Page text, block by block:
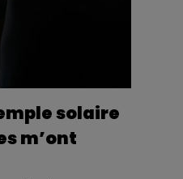
solaire
m’ont